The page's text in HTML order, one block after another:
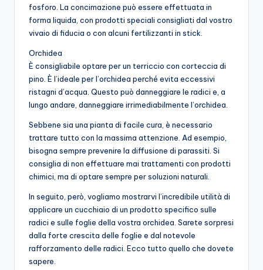
fosforo. La concimazione può essere effettuata in
forma liquida, con prodotti speciali consigliati dal vostro
vivaio di fiducia o con alcuni fertilizzanti in stick.
Orchidea
È consigliabile optare per un terriccio con corteccia di
pino. È l’ideale per l’orchidea perché evita eccessivi
ristagni d’acqua. Questo può danneggiare le radici e, a
lungo andare, danneggiare irrimediabilmente l’orchidea.
Sebbene sia una pianta di facile cura, è necessario
trattare tutto con la massima attenzione. Ad esempio,
bisogna sempre prevenire la diffusione di parassiti. Si
consiglia di non effettuare mai trattamenti con prodotti
chimici, ma di optare sempre per soluzioni naturali.
In seguito, però, vogliamo mostrarvi l’incredibile utilità di
applicare un cucchiaio di un prodotto specifico sulle
radici e sulle foglie della vostra orchidea. Sarete sorpresi
dalla forte crescita delle foglie e dal notevole
rafforzamento delle radici. Ecco tutto quello che dovete
sapere.